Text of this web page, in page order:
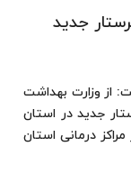
جدید
از وزارت بهداشت
جدید در استان
درمانی استان